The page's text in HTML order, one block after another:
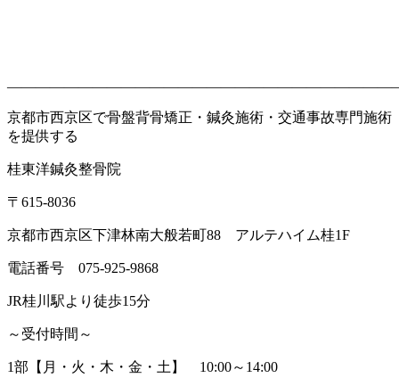
京都市西京区で骨盤背骨矯正・鍼灸施術・交通事故専門施術
を提供する
桂東洋鍼灸整骨院
〒 615-8036
京都市西京区下津林南大般若町88 アルテハイム桂1F
電話番号 075-925-9868
JR桂川駅より徒歩15分
～受付時間～
1部【月・火・木・金・土】 10:00～ 14:00